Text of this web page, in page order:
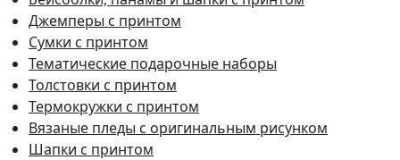
Джемперы с принтом
Сумки с принтом
Тематические подарочные наборы
Толстовки с принтом
Термокружки с принтом
Вязаные пледы с оригинальным рисунком
Шапки с принтом